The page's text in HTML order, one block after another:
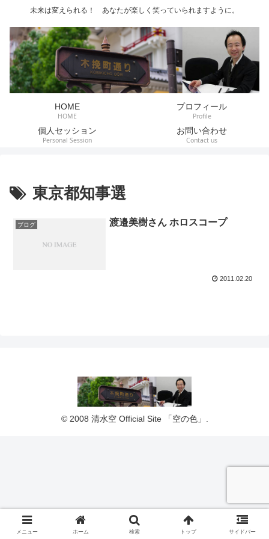
未来は変えられる！ あなたが楽しく笑っていられますように。
HOME
HOME
プロフィール
Profile
個人セッション
Personal Session
お問い合わせ
Contact us
東京都知事選
ブログ 渡邉美樹さん ホロスコープ
2011.02.20
© 2008 清水空 Official Site 「空の色」.
メニュー ホーム 検索 トップ サイドバー